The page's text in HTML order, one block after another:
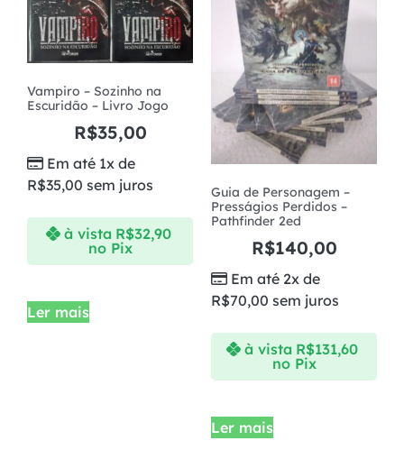
Vampiro – Sozinho na
Escuridão – Livro Jogo
R$35,00
Em até 1x de
R$35,00 sem juros
à vista R$32,90
no Pix
Ler mais
Guia de Personagem –
Presságios Perdidos –
Pathfinder 2ed
R$140,00
Em até 2x de
R$70,00 sem juros
à vista R$131,60
no Pix
Ler mais